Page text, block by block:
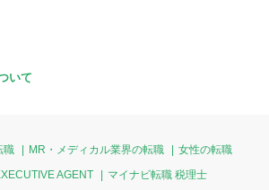
いて
職 MR・メディカル業界の転職
女性の転職
AGENT
マイナビ転職 税理士